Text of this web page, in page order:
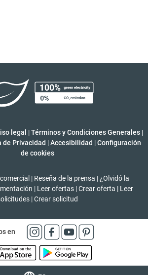
legal |Términos y Condiciones Generales |
de Privacidad | Accesibilidad | Configuración
de cookies
| Reseña de la prensa | ¿Olvidó la
| Leer ofertas | Crear oferta | Leer
|Crear solicitud
en